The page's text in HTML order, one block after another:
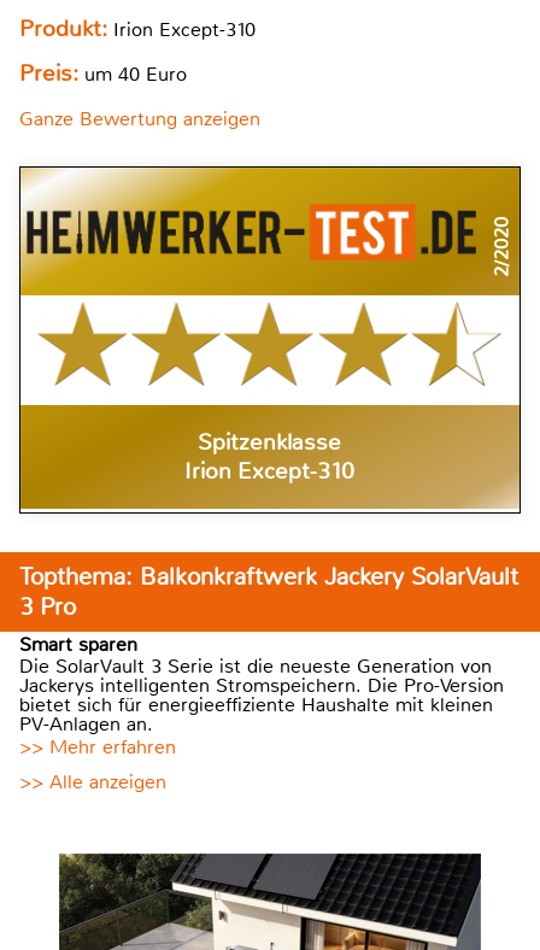
Produkt: Irion Except-310
Preis: um 40 Euro
Ganze Bewertung anzeigen
2/2020
Spitzenklasse
Irion Except-310
Topthema: Balkonkraftwerk Jackery SolarVault
3 Pro
Smart sparen
Die SolarVault 3 Serie ist die neueste Generation von
Jackerys intelligenten Stromspeichern. Die Pro-Version
bietet sich für energieeffiziente Haushalte mit kleinen
PV-Anlagen an.
>> Mehr erfahren
>> Alle anzeigen